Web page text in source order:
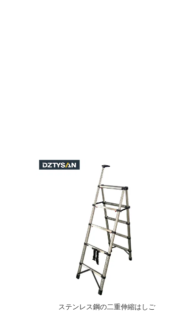
ステンレス鋼の二重伸縮はしご